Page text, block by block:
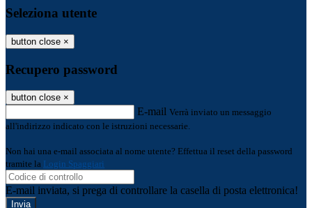
Seleziona utente
button close ×
Recupero password
button close ×
E-mail Verrà inviato un messaggio
all'indirizzo indicato con le istruzioni necessarie.
Non hai una e-mail associata al nome utente? Effettua il reset della password
tramite la Login Spaggiari
E-mail inviata, si prega di controllare la casella di posta elettronica!